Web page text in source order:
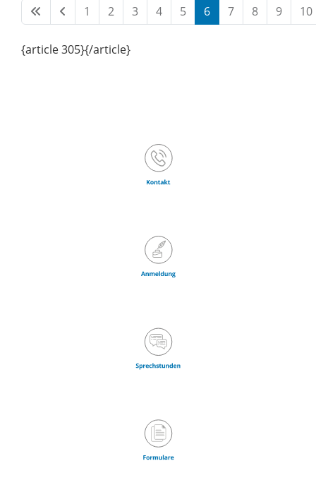
1 2 3 4 5 6 7 8 9 10
{article 305}{/article}